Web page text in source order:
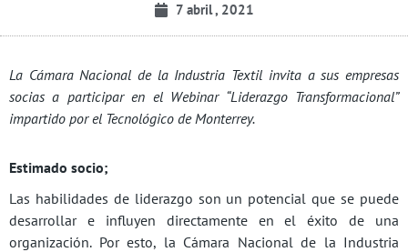
7 abril , 2021
La Cámara Nacional de la Industria Textil invita a sus empresas
socias a participar en el Webinar “Liderazgo Transformacional”
impartido por el Tecnológico de Monterrey.
Estimado socio;
Las habilidades de liderazgo son un potencial que se puede
desarrollar e influyen directamente en el éxito de una
organización. Por esto, la Cámara Nacional de la Industria